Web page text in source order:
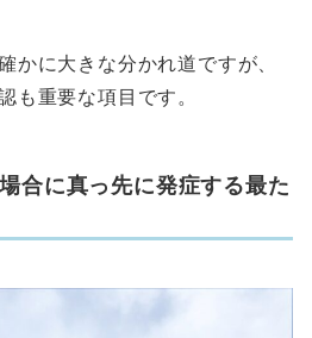
かに大きな分かれ道ですが、
も重要な項目です。
合に真っ先に発症する最た